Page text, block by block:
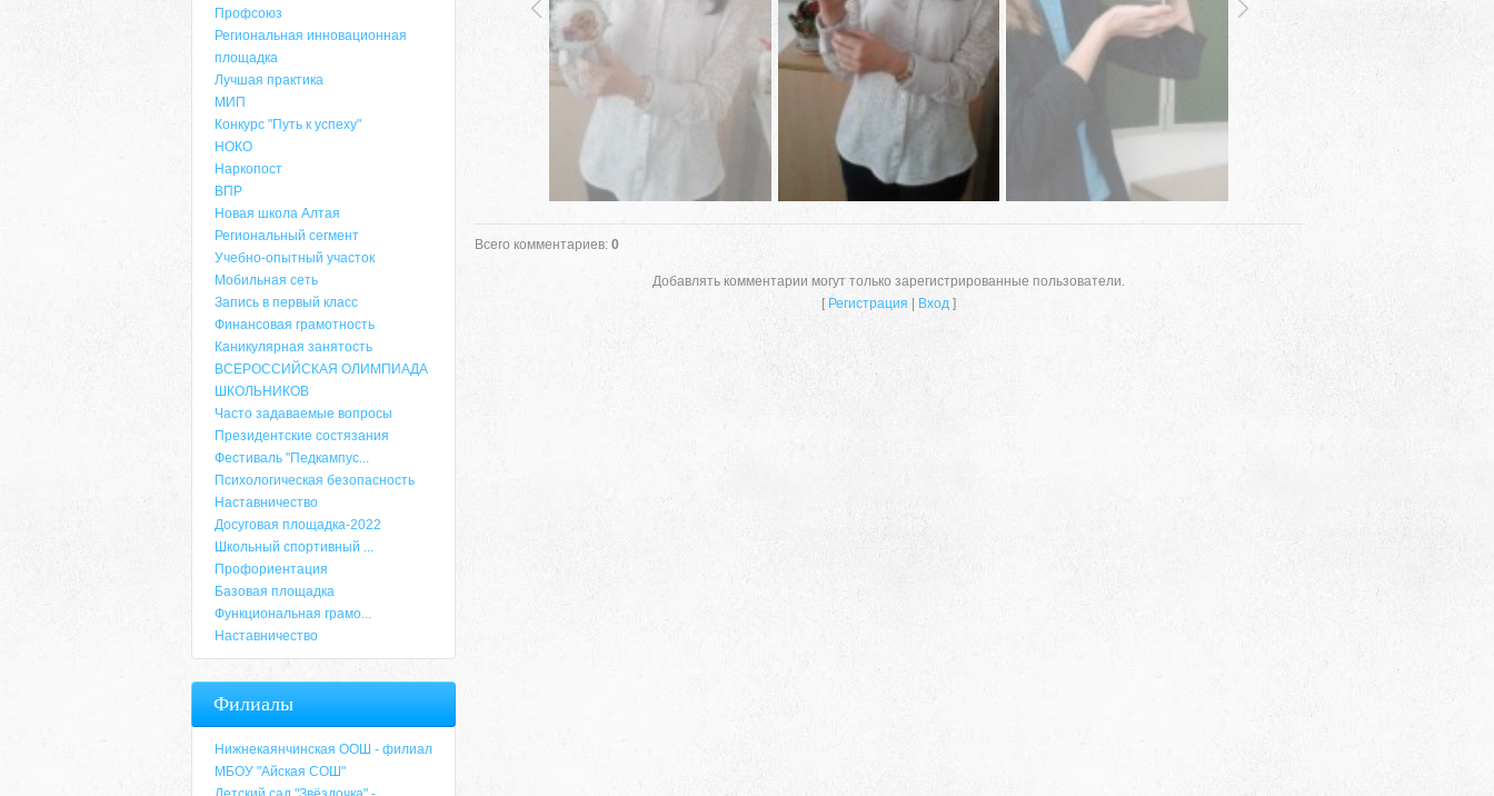
Адрес
6-49, электронный адрес: aja_70@mail.ru
Адрес
Всего комментариев: 0
Добавлять комментарии могут только зарегистрированные пользователи.
[ Регистрация Вход ]
Профсоюз
Региональная инновационная
площадка
Лучшая практика
МИП
Конкурс "Путь к успеху"
НОКО
Наркопост
ВПР
Новая школа Алтая
Региональный сегмент
Учебно-опытный участок
Мобильная сеть
Запись в первый класс
Финансовая грамотность
Каникулярная занятость
ВСЕРОССИЙСКАЯ ОЛИМПИАДА
ШКОЛЬНИКОВ
Часто задаваемые вопросы
Президентские состязания
Фестиваль "Педкампус...
Психологическая безопасность
Наставничество
Досуговая площадка-2022
Школьный спортивный ...
Профориентация
Базовая площадка
Функциональная грамо...
Наставничество
Филиалы
Нижнекаянчинская ООШ - филиал
МБОУ "Айская СОШ"